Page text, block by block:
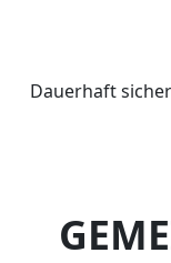
Dauerhaft